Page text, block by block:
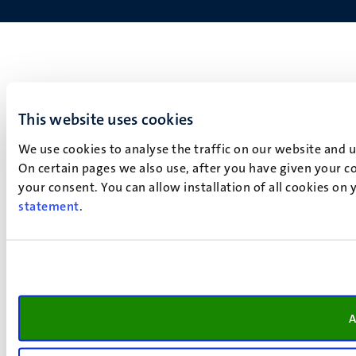
This website uses cookies
We use cookies to analyse the traffic on our website
On certain pages we also use, after you have given your
your consent. You can allow installation of all cookies
statement.